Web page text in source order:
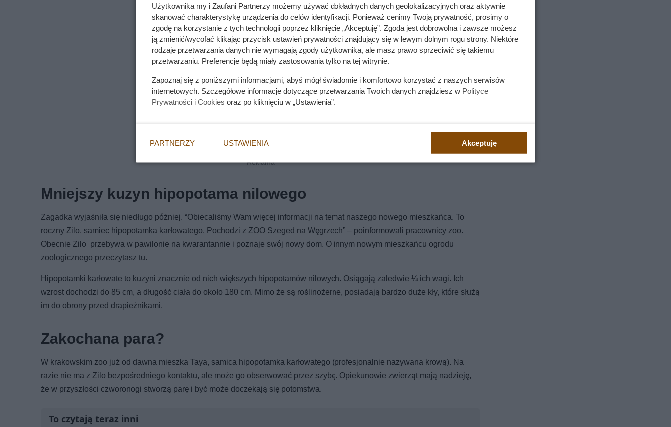
Mniejszy kuzyn hipopotama nilowego
Zagadka wyjaśniła się niedługo później. “Obiecaliśmy Wam więcej informacji na temat naszego nowego mieszkańca. To
roczny Zilo, samiec hipopotamka karłowatego. Pochodzi z ZOO Szeged na Węgrzech” – poinformowali pracownicy zoo.
Obecnie Zilo przebywa w pawilonie na kwarantannie i poznaje swój nowy dom. O innym nowym mieszkańcu ogrodu
zoologicznego przeczytasz tu.
Hipopotamki karłowate to kuzyni znacznie od nich większych hipopotamów nilowych. Osiągają zaledwie ¼ ich wagi. Ich
wzrost dochodzi do 85 cm, a długość ciała do około 180 cm. Mimo że są roślinożerne, posiadają bardzo duże kły, które służą
im do obrony przed drapieżnikami.
Zakochana para?
W krakowskim zoo już od dawna mieszka Taya, samica hipopotamka karłowatego (profesjonalnie nazywana krową). Na
razie nie ma z Zilo bezpośredniego kontaktu, ale może go obserwować przez szybę. Opiekunowie zwierząt mają nadzieję,
że w przyszłości czworonogi stworzą parę i być może doczekają się potomstwa.
To czytają teraz inni
Użytkownika my i Zaufani Partnerzy możemy używać dokładnych danych geolokalizacyjnych oraz aktywnie
skanować charakterystykę urządzenia do celów identyfikacji. Ponieważ cenimy Twoją prywatność, prosimy o
zgodę na korzystanie z tych technologii poprzez kliknięcie „Akceptuję”. Zgoda jest dobrowolna i zawsze możesz
ją zmienić/wycofać klikając przycisk ustawień prywatności znajdujący się w lewym dolnym rogu strony. Niektóre
rodzaje przetwarzania danych nie wymagają zgody użytkownika, ale masz prawo sprzeciwić się takiemu
przetwarzaniu. Preferencje będą miały zastosowania tylko na tej witrynie.
Zapoznaj się z poniższymi informacjami, abyś mógł świadomie i komfortowo korzystać z naszych serwisów
internetowych. Szczegółowe informacje dotyczące przetwarzania Twoich danych znajdziesz w Polityce
Prywatności i Cookies oraz po kliknięciu w „Ustawienia”.
PARTNERZY USTAWIENIA Akceptuję